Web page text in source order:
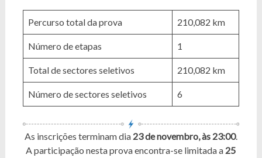
Percurso total da prova 210,082 km
Número de etapas 1
Total de sectores seletivos 210,082 km
Número de sectores seletivos 6
As inscrições terminam dia 23 de novembro, às 23:00.
A participação nesta prova encontra-se limitada a 25